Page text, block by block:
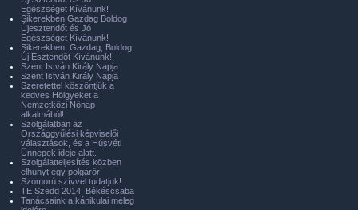
Egészséget Kívánunk!
Sikerekben Gazdag Boldog
Újesztendőt és Jó
Egészséget Kívánunk!
Sikerekben, Gazdag, Boldog
Új Esztendőt Kívánunk!
Szent István Király Napja
Szent István Király Napja
Szeretettel köszöntjük a
kedves Hölgyeket a
Nemzetközi Nőnap
alkalmából!
Szolgálatban az
Országgyűlési képviselői
választások, és a Húsvéti
Ünnepek ideje alatt.
Szolgálatteljesítés közben
elhunyt egy polgárőr!
Szomorú szívvel tudatjuk!
TE Szedd 2014. Békéscsaba
Tanácsaink a kánikulai meleg